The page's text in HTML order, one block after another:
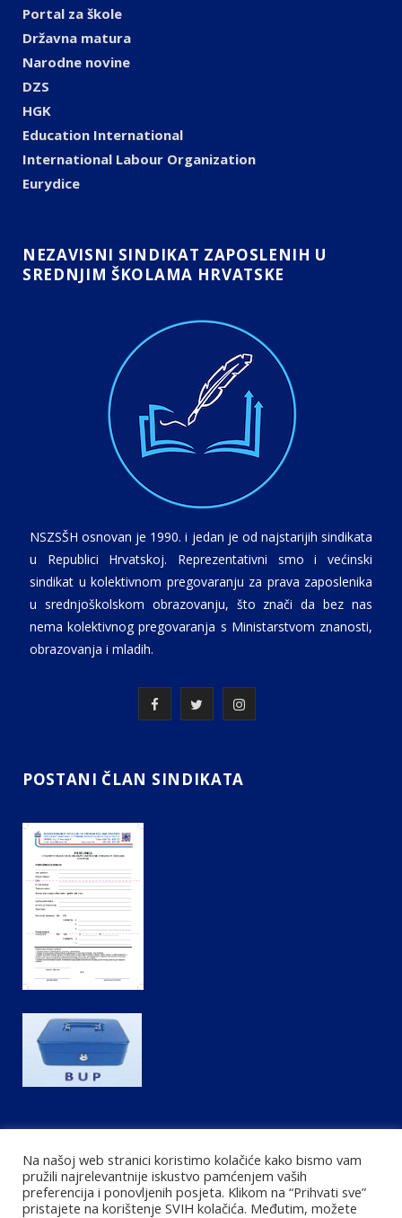
Portal za škole
Državna matura
Narodne novine
DZS
HGK
Education International
International Labour Organization
Eurydice
NEZAVISNI SINDIKAT ZAPOSLENIH U
SREDNJIM ŠKOLAMA HRVATSKE
NSZSŠH osnovan je 1990. i jedan je od najstarijih sindikata
u Republici Hrvatskoj. Reprezentativni smo i većinski
sindikat u kolektivnom pregovaranju za prava zaposlenika
u srednjoškolskom obrazovanju, što znači da bez nas
nema kolektivnog pregovaranja s Ministarstvom znanosti,
obrazovanja i mladih.
F
c
i
I
POSTANI ČLAN SINDIKATA
Na našoj web stranici koristimo kolačiće kako bismo vam
pružili najrelevantnije iskustvo pamćenjem vaših
preferencija i ponovljenih posjeta. Klikom na “Prihvati sve”
pristajete na korištenje SVIH kolačića. Međutim, možete